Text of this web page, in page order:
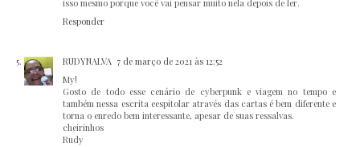
isso mesmo porque você vai pensar muito nela depois de ler.
Responder
RUDYNALVA 7 de março de 2021 às 12:52
My!
Gosto de todo esse cenário de cyberpunk e viagem no tempo e
também nessa escrita eespitolar através das cartas é bem diferente e
torna o enredo bem interessante, apesar de suas ressalvas.
cheirinhos
Rudy